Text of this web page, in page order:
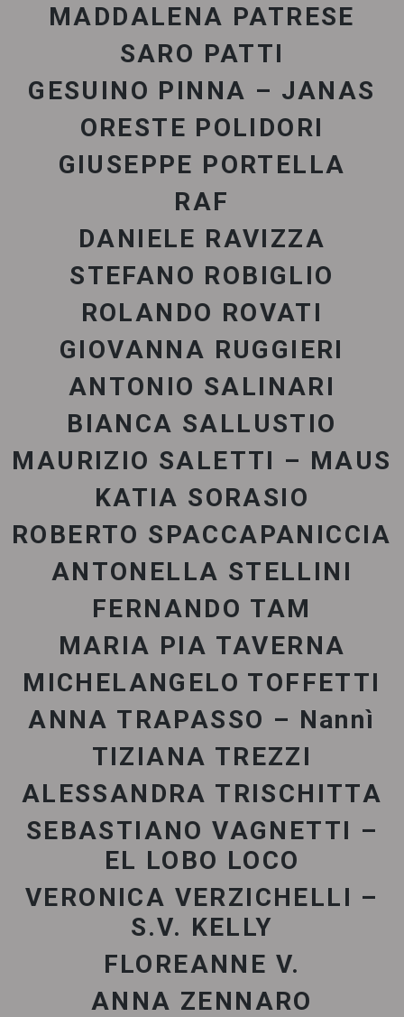
MADDALENA PATRESE
SARO PATTI
GESUINO PINNA – JANAS
ORESTE POLIDORI
GIUSEPPE PORTELLA
RAF
DANIELE RAVIZZA
STEFANO ROBIGLIO
ROLANDO ROVATI
GIOVANNA RUGGIERI
ANTONIO SALINARI
BIANCA SALLUSTIO
MAURIZIO SALETTI – MAUS
KATIA SORASIO
ROBERTO SPACCAPANICCIA
ANTONELLA STELLINI
FERNANDO TAM
MARIA PIA TAVERNA
MICHELANGELO TOFFETTI
ANNA TRAPASSO – Nannì
TIZIANA TREZZI
ALESSANDRA TRISCHITTA
SEBASTIANO VAGNETTI –
EL LOBO LOCO
VERONICA VERZICHELLI –
S.V. KELLY
FLOREANNE V.
ANNA ZENNARO